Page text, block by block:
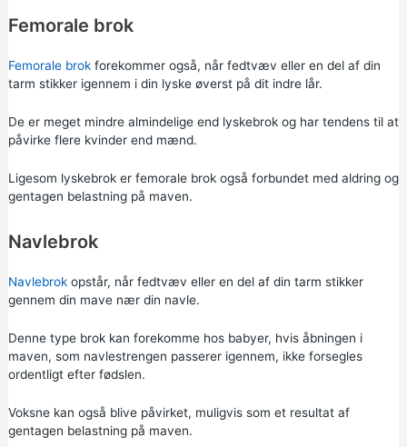
Femorale brok
Femorale brokforekommer også, når fedtvæv eller en del af din
tarm stikker igennem i din lyske øverst på dit indre lår.
De er meget mindre almindelige end lyskebrok og har tendens til at
påvirke flere kvinder end mænd.
Ligesom lyskebrok er femorale brok også forbundet med aldring og
gentagen belastning på maven.
Navlebrok
Navlebrokopstår, når fedtvæv eller en del af din tarm stikker
gennem din mave nær din navle.
Denne type brok kan forekomme hos babyer, hvis åbningen i
maven, som navlestrengen passerer igennem, ikke forsegles
ordentligt efter fødslen.
Voksne kan også blive påvirket, muligvis som et resultat af
gentagen belastning på maven.